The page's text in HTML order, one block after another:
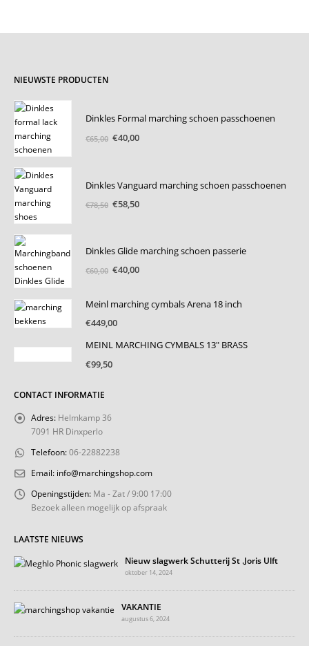
NIEUWSTE PRODUCTEN
Dinkles Formal marching schoen passchoenen
€65,00 Oorspronkelijke
€40,00Huidige
Dinkles Vanguard marching schoen passchoenen
€78,50 Oorspronkelijke
€58,50Huidige
Dinkles Glide marching schoen passerie
€60,00 Oorspronkelijke
€60,00.
€40,00Huidige
€40,00.
Meinl marching cymbals Arena 18 inch
€449,00
MEINL MARCHING CYMBALS 13" BRASS
€99,50
CONTACT INFORMATIE
Adres: Helmkamp 36
7091 HR Dinxperlo
Telefoon:06-22882238
Email: info@marchingshop.com
Openingstijden: Ma - Zat / 9:00 17:00
Bezoek alleen mogelijk op afspraak
LAATSTE NIEUWS
Nieuw slagwerk Schutterij St .Joris Ulft
oktober 14, 2024
VAKANTIE
augustus 6, 2024